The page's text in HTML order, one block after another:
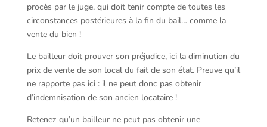
procès par le juge, qui doit tenir compte de toutes les
circonstances postérieures à la fin du bail… comme la
vente du bien !
Le bailleur doit prouver son préjudice, ici la diminution du
prix de vente de son local du fait de son état. Preuve qu’il
ne rapporte pas ici : il ne peut donc pas obtenir
d’indemnisation de son ancien locataire !
Retenez qu’un bailleur ne peut pas obtenir une